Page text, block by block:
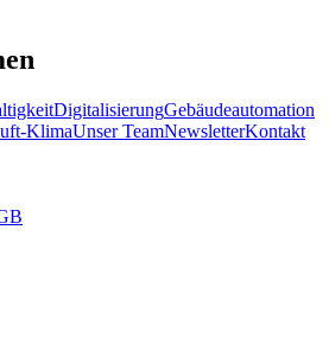
DigitalisierungGebäudeautomation
KlimaUnser TeamNewsletterKontakt